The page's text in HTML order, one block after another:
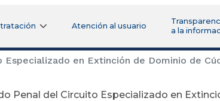
Atención al usuario
a la
Especializado en Extinción de Dominio de
Penal del Circuito Especializado en